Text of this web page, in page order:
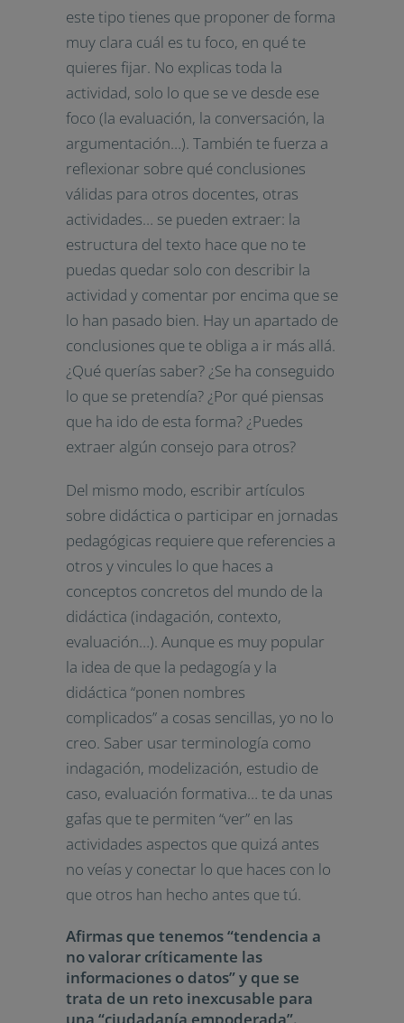
este tipo tienes que proponer de forma
muy clara cuál es tu foco, en qué te
quieres fijar. No explicas toda la
actividad, solo lo que se ve desde ese
foco (la evaluación, la conversación, la
argumentación…). También te fuerza a
reflexionar sobre qué conclusiones
válidas para otros docentes, otras
actividades… se pueden extraer: la
estructura del texto hace que no te
puedas quedar solo con describir la
actividad y comentar por encima que se
lo han pasado bien. Hay un apartado de
conclusiones que te obliga a ir más allá.
¿Qué querías saber? ¿Se ha conseguido
lo que se pretendía? ¿Por qué piensas
que ha ido de esta forma? ¿Puedes
extraer algún consejo para otros?
Del mismo modo, escribir artículos
sobre didáctica o participar en jornadas
pedagógicas requiere que referencies a
otros y vincules lo que haces a
conceptos concretos del mundo de la
didáctica (indagación, contexto,
evaluación…). Aunque es muy popular
la idea de que la pedagogía y la
didáctica “ponen nombres
complicados” a cosas sencillas, yo no lo
creo. Saber usar terminología como
indagación, modelización, estudio de
caso, evaluación formativa… te da unas
gafas que te permiten “ver” en las
actividades aspectos que quizá antes
no veías y conectar lo que haces con lo
que otros han hecho antes que tú.
Afirmas que tenemos “tendencia a
no valorar críticamente las
informaciones o datos” y que se
trata de un reto inexcusable para